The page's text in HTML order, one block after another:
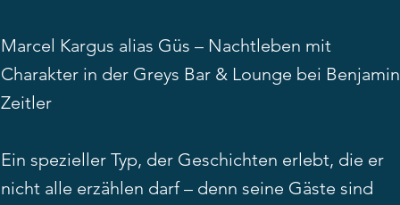
Marcel Kargus alias Güs – Nachtleben mit
Charakter in der Greys Bar & Lounge bei Benjamin
Zeitler
Ein spezieller Typ, der Geschichten erlebt, die er
nicht alle erzählen darf – denn seine Gäste sind